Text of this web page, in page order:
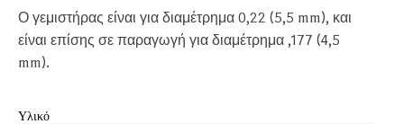
Ο γεμιστήρας είναι για διαμέτρημα 0,22 (5,5 mm), και
είναι επίσης σε παραγωγή για διαμέτρημα ,177 (4,5
mm).
Υλικό